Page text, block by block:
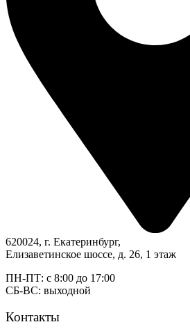
620024, г. Екатеринбург,
Елизаветинское шоссе, д. 26, 1 этаж
ПН-ПТ: с 8:00 до 17:00
СБ-ВС: выходной
Контакты